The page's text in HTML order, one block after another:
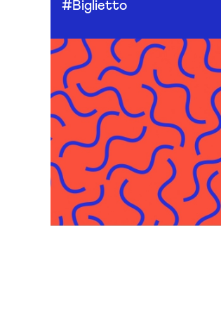
#Biglietto